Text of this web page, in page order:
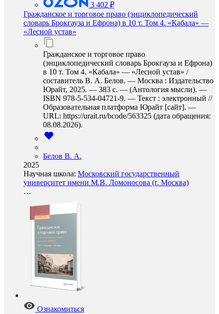
3 402 ₽
Гражданское и торговое право (энциклопедический
словарь Брокгауза и Ефрона) в 10 т. Том 4. «Кабала» —
«Лесной устав»
Гражданское и торговое право
(энциклопедический словарь Брокгауза и Ефрона)
в 10 т. Том 4. «Кабала» — «Лесной устав» /
составитель В. А. Белов. — Москва : Издательство
Юрайт, 2025. — 383 с. — (Антология мысли). —
ISBN 978-5-534-04721-9. — Текст : электронный //
Образовательная платформа Юрайт [сайт]. —
URL: https://urait.ru/bcode/563325 (дата обращения:
08.08.2026).
Белов В. А.
2025
Научная школа: Московский государственный
университет имени М.В. Ломоносова (г. Москва)
…
Ознакомиться